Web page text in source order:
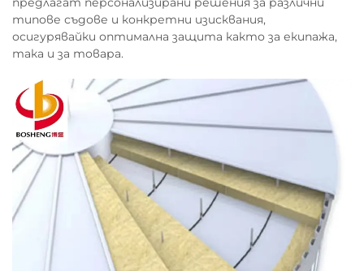
типове съдове и конкретни изисквания,
осигурявайки оптимална защита както за екипажа,
така и за товара.